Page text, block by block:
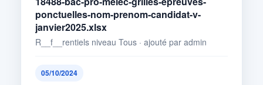
ponctuelles-nom-prenom-candidat-v-
janvier2025.xlsx
R__f__rentiels niveau Tous · ajouté par admin
05/10/2024